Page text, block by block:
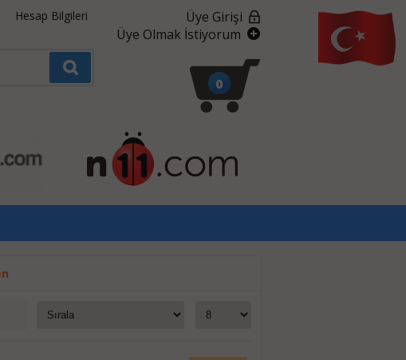
Hesap Bilgileri
Üye Girişi
Üye Olmak İstiyorum
0